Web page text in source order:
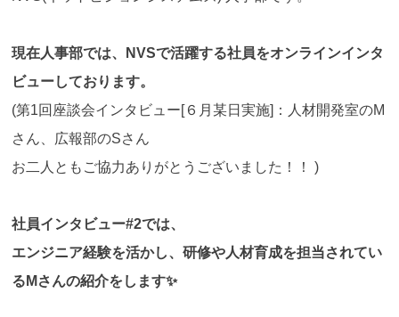
現在人事部では、NVSで活躍する社員をオンラインインタ
ビューしております。
(第1回座談会インタビュー[６月某日実施]：人材開発室のM
さん、広報部のSさん
お二人ともご協力ありがとうございました！！ )
社員インタビュー#2では、
エンジニア経験を活かし、研修や人材育成を担当されてい
るMさんの紹介をします✨